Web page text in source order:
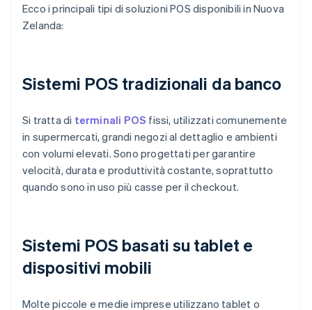
Ecco i principali tipi di soluzioni POS disponibili in Nuova
Zelanda:
Sistemi POS tradizionali da banco
Si tratta di terminali POS fissi, utilizzati comunemente
in supermercati, grandi negozi al dettaglio e ambienti
con volumi elevati. Sono progettati per garantire
velocità, durata e produttività costante, soprattutto
quando sono in uso più casse per il checkout.
Sistemi POS basati su tablet e
dispositivi mobili
Molte piccole e medie imprese utilizzano tablet o